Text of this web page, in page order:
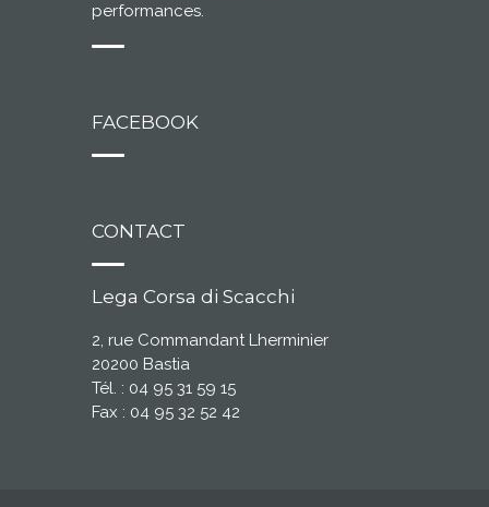
performances.
FACEBOOK
CONTACT
Lega Corsa di Scacchi
2, rue Commandant Lherminier
20200 Bastia
Tél. : 04 95 31 59 15
Fax : 04 95 32 52 42